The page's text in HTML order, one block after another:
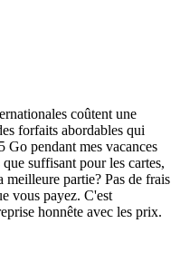
coûtent une
forfaits abordables qui
pendant mes vacances
suffisant pour les cartes,
meilleure partie? Pas de frais
vous payez. C'est
honnête avec les prix.